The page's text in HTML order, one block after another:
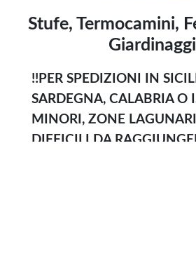
Stufe, Termocamini,
!!PER SPEDIZIONI IN
SARDEGNA, CALABRIA O
MINORI, ZONE
DIFFICILI DA